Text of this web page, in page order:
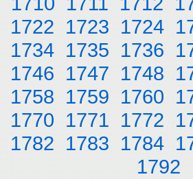
1722 1723 1724
1734 1735 1736
1746 1747 1748
1758 1759 1760
1770 1771 1772
1782 1783 1784
1792